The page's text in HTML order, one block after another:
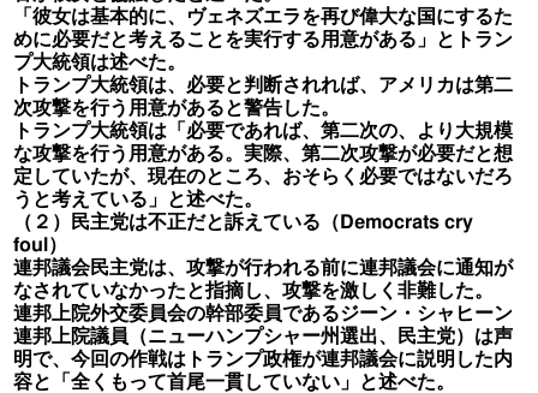
「彼女は基本的に、ヴェネズエラを再び偉大な国にするた
めに必要だと考えることを実行する用意がある」とトラン
プ大統領は述べた。
トランプ大統領は、必要と判断されれば、アメリカは第二
次攻撃を行う用意があると警告した。
トランプ大統領は「必要であれば、第二次の、より大規模
な攻撃を行う用意がある。実際、第二次攻撃が必要だと想
定していたが、現在のところ、おそらく必要ではないだろ
うと考えている」と述べた。
（２）民主党は不正だと訴えている（Democrats cry
foul）
連邦議会民主党は、攻撃が行われる前に連邦議会に通知が
なされていなかったと指摘し、攻撃を激しく非難した。
連邦上院外交委員会の幹部委員であるジーン・シャヒーン
連邦上院議員（ニューハンプシャー州選出、民主党）は声
明で、今回の作戦はトランプ政権が連邦議会に説明した内
容と「全くもって首尾一貫していない」と述べた。